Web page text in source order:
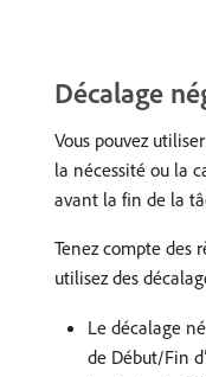
Décalage
Vous pouvez
la nécessité ou la
avant la fin de la
Tenez compte des
utilisez des
Le décalage
de Début/Fin